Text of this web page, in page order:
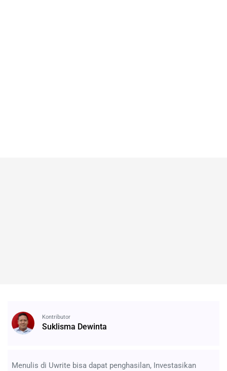
Kontributor
Suklisma Dewinta
Menulis di Uwrite bisa dapat penghasilan, Investasikan